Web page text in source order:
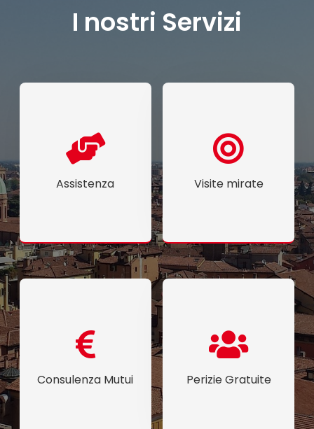
I nostri Servizi
Assistenza Visite mirate
Consulenza Mutui Perizie Gratuite